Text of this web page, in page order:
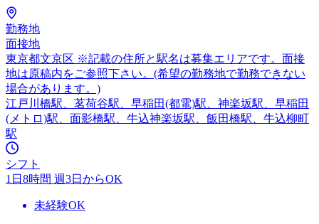
勤務地
面接地
東京都文京区 ※記載の住所と駅名は募集エリアです。面接
地は原稿内をご参照下さい。(希望の勤務地で勤務できない
場合があります。)
江戸川橋駅、茗荷谷駅、早稲田(都電)駅、神楽坂駅、早稲田
(メトロ)駅、面影橋駅、牛込神楽坂駅、飯田橋駅、牛込柳町
駅
シフト
1日8時間 週3日からOK
未経験OK